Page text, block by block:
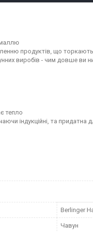
продуктів, що
виробів - чим довше ви
тепло
індукційні, та придатна
Berlinger
Чавун